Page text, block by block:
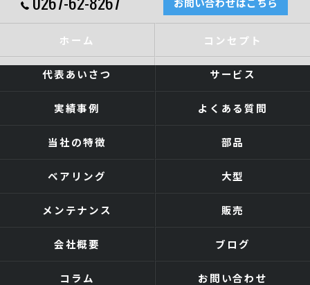
ホーム コンセプト
代表あいさつ サービス
実績事例 よくある質問
当社の特徴 部品
ベアリング 大型
メンテナンス 販売
会社概要 ブログ
コラム お問い合わせ